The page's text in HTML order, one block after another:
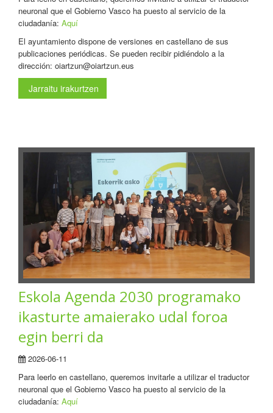
neuronal que el Gobierno Vasco ha puesto al servicio de la
ciudadanía: Aquí
El ayuntamiento dispone de versiones en castellano de sus
publicaciones periódicas. Se pueden recibir pidiéndolo a la
dirección: oiartzun@oiartzun.eus
Jarraitu irakurtzen
Eskola Agenda 2030 programako
ikasturte amaierako udal foroa
egin berri da
2026-06-11
Para leerlo en castellano, queremos invitarle a utilizar el traductor
neuronal que el Gobierno Vasco ha puesto al servicio de la
ciudadanía: Aquí